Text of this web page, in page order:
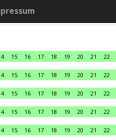
15 16 17 18 19 20 21 22
15 16 17 18 19 20 21 22
15 16 17 18 19 20 21 22
15 16 17 18 19 20 21 22
15 16 17 18 19 20 21 22